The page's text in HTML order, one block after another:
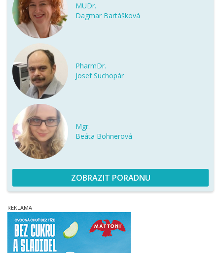
MUDr.
Dagmar Bartášková
PharmDr.
Josef Suchopár
Mgr.
Beáta Bohnerová
ZOBRAZIT PORADNU